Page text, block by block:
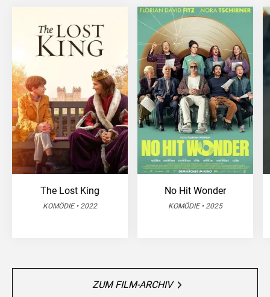
The Lost King
KOMÖDIE • 2022
No Hit Wonder
KOMÖDIE • 2025
ZUM FILM-ARCHIV